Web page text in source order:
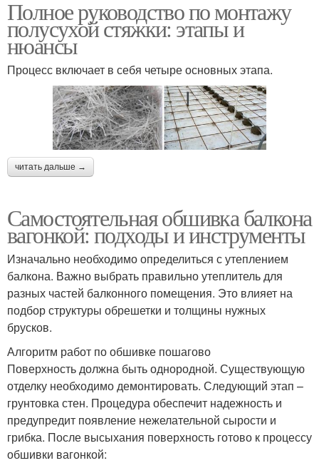
Полное руководство по монтажу
полусухой стяжки: этапы и
нюансы
Процесс включает в себя четыре основных этапа.
читать дальше →
Самостоятельная обшивка балкона
вагонкой: подходы и инструменты
Изначально необходимо определиться с утеплением
балкона. Важно выбрать правильно утеплитель для
разных частей балконного помещения. Это влияет на
подбор структуры обрешетки и толщины нужных
брусков.
Алгоритм работ по обшивке пошагово
Поверхность должна быть однородной. Существующую
отделку необходимо демонтировать. Следующий этап –
грунтовка стен. Процедура обеспечит надежность и
предупредит появление нежелательной сырости и
грибка. После высыхания поверхность готово к процессу
обшивки вагонкой: